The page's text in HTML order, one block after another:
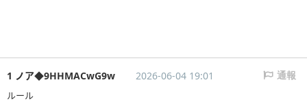
1 ノア◆9HHMACwG9w 2026-06-04 19:01 通報
ルール